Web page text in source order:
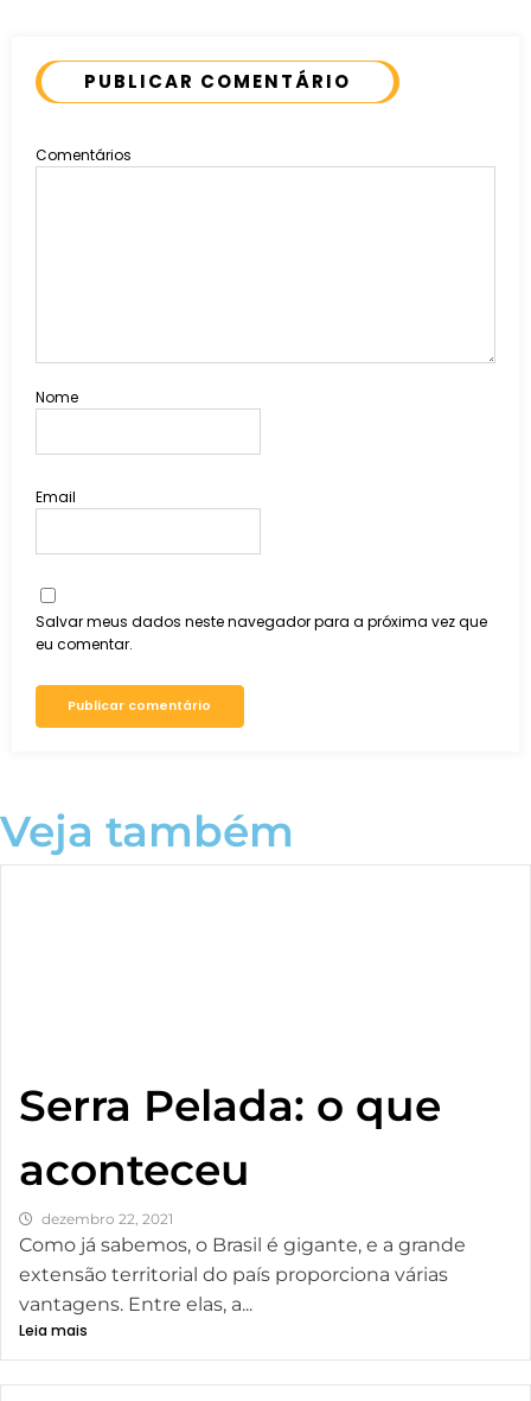
PUBLICAR COMENTÁRIO
Comentários
Nome
Email
Salvar meus dados neste navegador para a próxima vez que
eu comentar.
Veja também
Serra Pelada: o que
aconteceu
dezembro 22, 2021
Como já sabemos, o Brasil é gigante, e a grande
extensão territorial do país proporciona várias
vantagens. Entre elas, a...
Leia mais